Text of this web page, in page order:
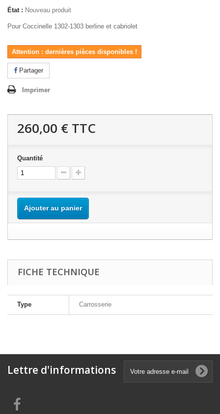
État : Nouveau produit
Pour Coccinelle 1302-1303 berline et cabriolet
Attention : dernières pièces disponibles !
Partager
Imprimer
260,00 € TTC
Quantité
Ajouter au panier
FICHE TECHNIQUE
Type Carrosserie
Lettre d'informations